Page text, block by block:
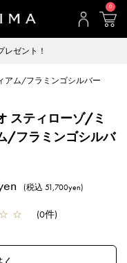
0
ゼント！
アム/フラミンゴシルバー
スティローゾ/ミ
/フラミンゴシルバ
(税込 51,700yen)
☆ ☆ (0件)